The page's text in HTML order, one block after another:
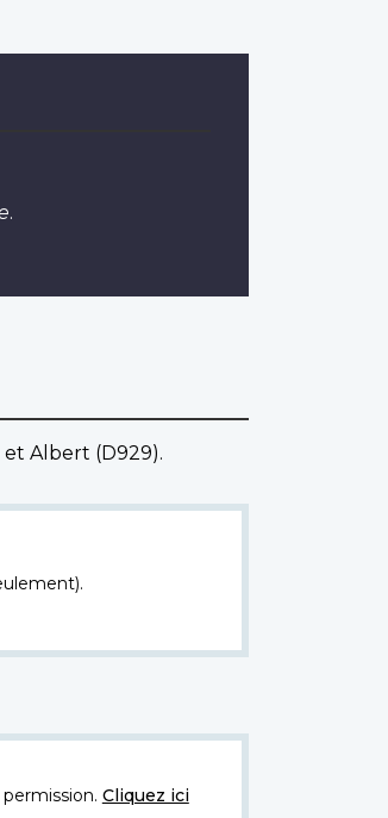
.
Albert (D929).
Cliquez ici